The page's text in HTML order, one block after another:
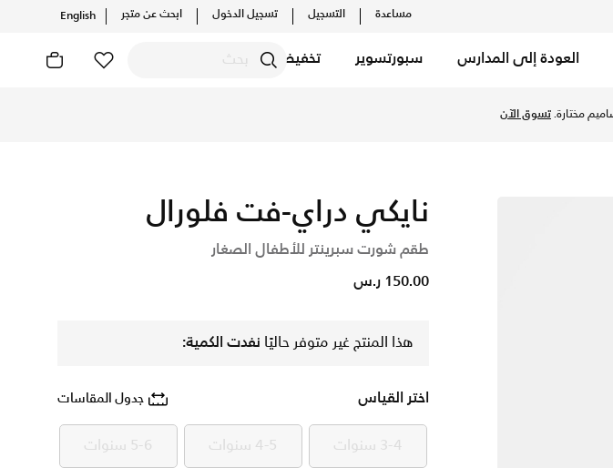
مساعدة التسجيل تسجيل الدخول ابحث عن متجر English
العودة إلى المدارس سبورتسوير تخفيضات
تسوق الآن
نايكي دراي-فت فلورال
طقم شورت سبرينتر للأطفال الصغار
150.00 ر.س
هذا المنتج غير متوفر حاليًا نفدت الكمية:
اختر القياس جدول المقاسات
3-4 سنوات 3-4 سنوات 4-5 سنوات 4-5 سنوات 5-6 سنوات 5-6 سنوات